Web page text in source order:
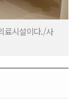
료시설이다./사